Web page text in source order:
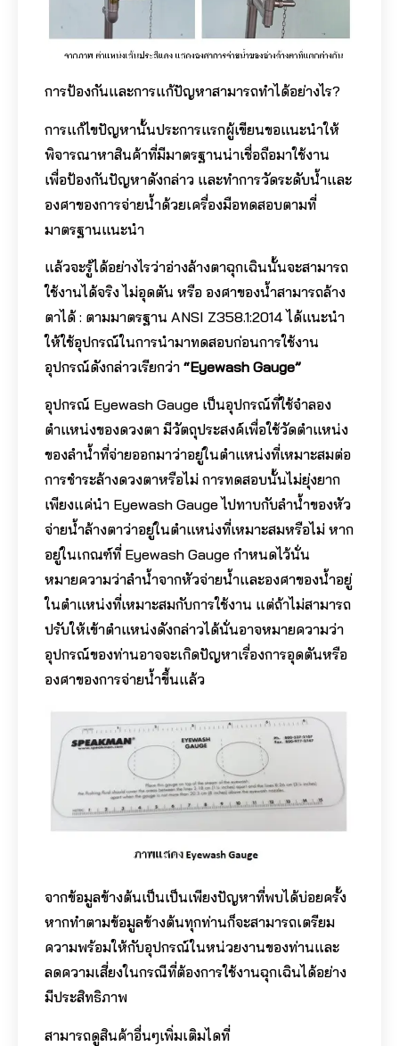
การป้องกันและการแก้ปัญหาสามารถทำได้อย่างไร?
การแก้ไขปัญหานั้นประการแรกผู้เขียนขอแนะนำให้
พิจารณาหาสินค้าที่มีมาตรฐานน่าเชื่อถือมาใช้งาน
เพื่อป้องกันปัญหาดังกล่าว และทำการวัดระดับน้ำและ
องศาของการจ่ายน้ำด้วยเครื่องมือทดสอบตามที่
มาตรฐานแนะนำ
แล้วจะรู้ได้อย่างไรว่าอ่างล้างตาฉุกเฉินนั้นจะสามารถ
ใช้งานได้จริง ไม่อุดตัน หรือ องศาของน้ำสามารถล้าง
ตาได้ : ตามมาตรฐาน ANSI Z358.1:2014 ได้แนะนำ
ให้ใช้อุปกรณ์ในการนำมาทดสอบก่อนการใช้งาน
อุปกรณ์ดังกล่าวเรียกว่า “Eyewash Gauge”
อุปกรณ์ Eyewash Gauge เป็นอุปกรณ์ที่ใช้จำลอง
ตำแหน่งของดวงตา มีวัตถุประสงค์เพื่อใช้วัดตำแหน่ง
ของลำน้ำที่จ่ายออกมาว่าอยู่ในตำแหน่งที่เหมาะสมต่อ
การชำระล้างดวงตาหรือไม่ การทดสอบนั้นไม่ยุ่งยาก
เพียงแค่นำ Eyewash Gauge ไปทาบกับลำน้ำของหัว
จ่ายน้ำล้างตาว่าอยู่ในตำแหน่งที่เหมาะสมหรือไม่ หาก
อยู่ในเกณฑ์ที่ Eyewash Gauge กำหนดไว้นั่น
หมายความว่าลำน้ำจากหัวจ่ายน้ำและองศาของน้ำอยู่
ในตำแหน่งที่เหมาะสมกับการใช้งาน แต่ถ้าไม่สามารถ
ปรับให้เข้าตำแหน่งดังกล่าวได้นั่นอาจหมายความว่า
อุปกรณ์ของท่านอาจจะเกิดปัญหาเรื่องการอุดตันหรือ
องศาของการจ่ายน้ำขึ้นแล้ว
จากข้อมูลข้างต้นเป็นเป็นเพียงปัญหาที่พบได้บ่อยครั้ง
หากทำตามข้อมูลข้างต้นทุกท่านก็จะสามารถเตรียม
ความพร้อมให้กับอุปกรณ์ในหน่วยงานของท่านและ
ลดความเสี่ยงในกรณีที่ต้องการใช้งานฉุกเฉินได้อย่าง
มีประสิทธิภาพ
สามารถดูสินค้าอื่นๆเพิ่มเติมไดที่